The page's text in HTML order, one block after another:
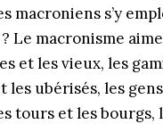
macroniens s’y
Le macronisme
et les vieux, les
ubérisés, les
tours et les bourgs,